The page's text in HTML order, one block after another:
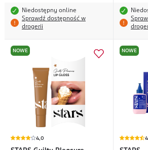
Niedostępny online
Sprawdź dostępność w
drogerii
NOWE
4,0
NOWE